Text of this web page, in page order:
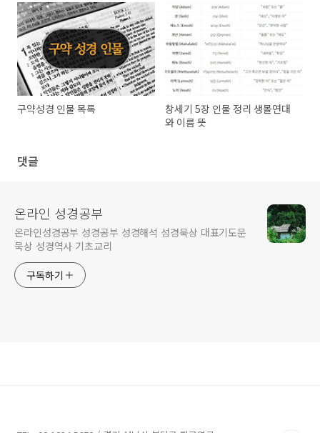
구약성경 인물 목록
창세기 5장 인물 정리 생몰연대
와 이름 뜻
댓글
온라인 성경공부
온라인성경공부 성경공부 성경해석 성경묵상 대표기도문
묵상 성경역사 기초교리
구독하기